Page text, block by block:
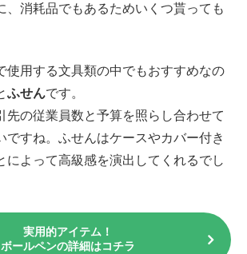
、消耗品でもあるためいくつ貰っても
使用する文具類の中でもおすすめなの
ふせんです。
先の従業員数と予算を照らし合わせて
ですね。ふせんはケースやカバー付き
によって高級感を演出してくれるでし
実用的アイテム！
ボールペンの詳細はコチラ